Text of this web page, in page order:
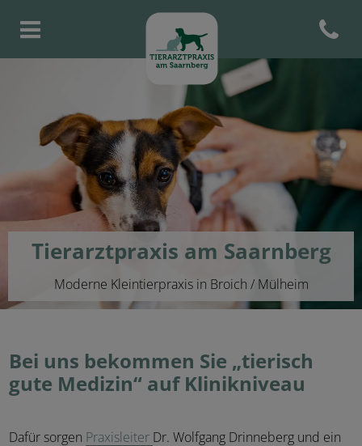
Homepage Tierarztpraxis am
Open
Tierarztpraxis am Saarnberg
Moderne Kleintierpraxis in Broich / Mülheim
Bei uns bekommen Sie „tierisch
gute Medizin“ auf Klinikniveau
Dafür sorgen Praxisleiter Dr. Wolfgang Drinneberg und ein